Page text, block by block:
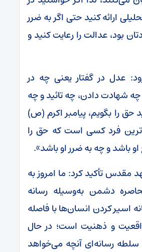
ارائه کنید حتی اگر به ضرر
بود، عدالت را رعایت کنید و
عدل در گفتار یعنی چه در
شهادت دادن، چه تائید و چه
حق را بگویم، پیامبر اکرم (ص)
فرد کسی است که حق را
باشد و چه به ضرر او باشد».
مقدس تأکید کرد: ما امروز به
دشمن به‌وسیله رسانه
اسیر کردن انسان‌ها با فاصله
و ذهنیت است؛ در حال
رسانه‌ای آنچه می‌خواهد